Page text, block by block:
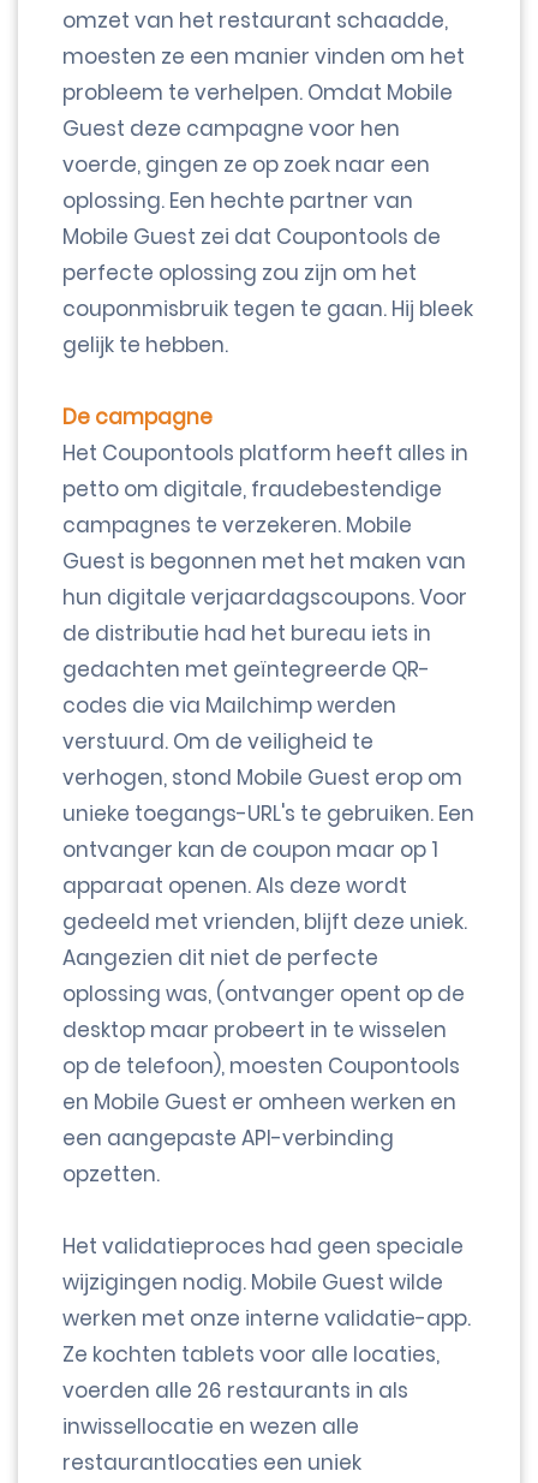
omzet van het restaurant schaadde,
moesten ze een manier vinden om het
probleem te verhelpen. Omdat Mobile
Guest deze campagne voor hen
voerde, gingen ze op zoek naar een
oplossing. Een hechte partner van
Mobile Guest zei dat Coupontools de
perfecte oplossing zou zijn om het
couponmisbruik tegen te gaan. Hij bleek
gelijk te hebben.
De campagne
Het Coupontools platform heeft alles in
petto om digitale, fraudebestendige
campagnes te verzekeren. Mobile
Guest is begonnen met het maken van
hun digitale verjaardagscoupons. Voor
de distributie had het bureau iets in
gedachten met geïntegreerde QR-
codes die via Mailchimp werden
verstuurd. Om de veiligheid te
verhogen, stond Mobile Guest erop om
unieke toegangs-URL's te gebruiken. Een
ontvanger kan de coupon maar op 1
apparaat openen. Als deze wordt
gedeeld met vrienden, blijft deze uniek.
Aangezien dit niet de perfecte
oplossing was, (ontvanger opent op de
desktop maar probeert in te wisselen
op de telefoon), moesten Coupontools
en Mobile Guest er omheen werken en
een aangepaste API-verbinding
opzetten.
Het validatieproces had geen speciale
wijzigingen nodig. Mobile Guest wilde
werken met onze interne validatie-app.
Ze kochten tablets voor alle locaties,
voerden alle 26 restaurants in als
inwissellocatie en wezen alle
restaurantlocaties een uniek